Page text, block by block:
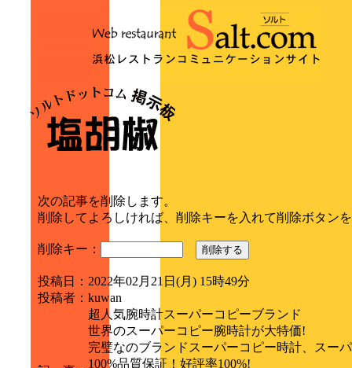
次の記事を削除します。
削除してよろしければ、削除キーを入れて削除ボタン
削除キー： 削除する
投稿日 ： 2022年02月21日(月) 15時49分
投稿者 ： kuwan
超人気腕時計スーパーコピーブランド
世界のスーパーコピー腕時計が大特価!
完璧なのブランドスーパーコピー時計、スー
100%品質保証！好評率100%!